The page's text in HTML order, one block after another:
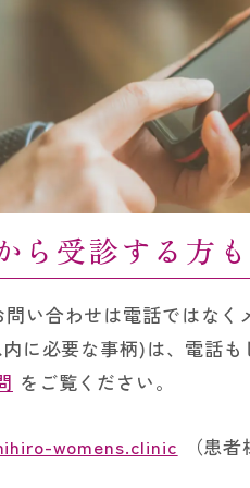
ら受診する方も
い合わせは電話ではなく
に必要な事柄)は、電話
をご覧ください。
womens.clinic （患者